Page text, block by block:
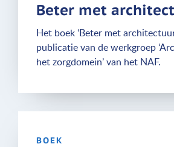
Beter met
Het boek ‘Beter met
publicatie van de werkgroep
het zorgdomein’ van het NAF.
BOEK